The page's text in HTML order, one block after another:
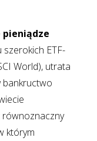
pieniądze
ETF-
World), utrata
bankructwo
równoznaczny
którym